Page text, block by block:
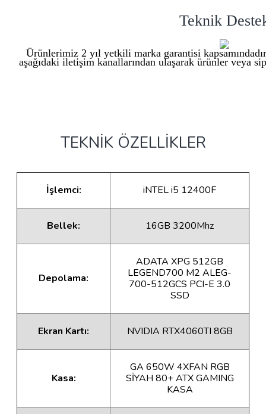
Teknik
Ürünlerimiz 2 yıl yetkili marka garantisi
aşağıdaki iletişim kanallarından ulaşarak ürünler veya
TEKNİK ÖZELLİKLER
İşlemci: iNTEL i5 12400F
Bellek: 16GB 3200Mhz
Depolama:
ADATA XPG 512GB
LEGEND700 M2 ALEG-
700-512GCS PCI-E 3.0
SSD
Ekran Kartı: NVIDIA RTX4060TI 8GB
Kasa:
GA 650W 4XFAN RGB
SİYAH 80+ ATX GAMING
KASA